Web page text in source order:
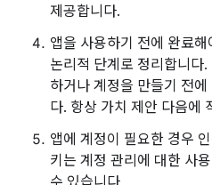
제공합니다.
앱을 사용하기 전에 완료
논리적 단계로 정리합니다
하거나 계정을 만들기 전
다. 항상 가치 제안 다음에
앱에 계정이 필요한 경우
키는 계정 관리에 대한 사